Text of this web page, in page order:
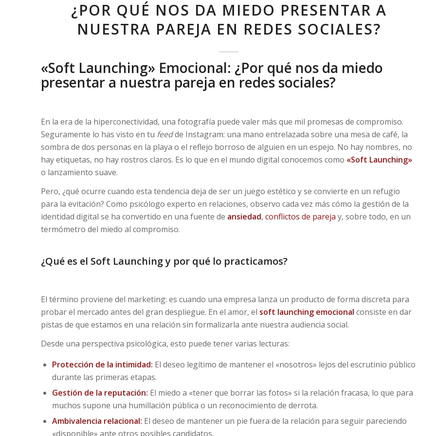
¿POR QUÉ NOS DA MIEDO PRESENTAR A
NUESTRA PAREJA EN REDES SOCIALES?
«Soft Launching» Emocional: ¿Por qué nos da miedo
presentar a nuestra pareja en redes sociales?
En la era de la hiperconectividad, una fotografía puede valer más que mil promesas de compromiso.
Seguramente lo has visto en tu feedde Instagram: una mano entrelazada sobre una mesa de café, la
sombra de dos personas en la playa o el reflejo borroso de alguien en un espejo. No hay nombres, no
hay etiquetas, no hay rostros claros. Es lo que en el mundo digital conocemos como «Soft Launching»
o lanzamiento suave.
Pero, ¿qué ocurre cuando esta tendencia deja de ser un juego estético y se convierte en un refugio
para la evitación? Como psicólogo experto en relaciones, observo cada vez más cómo la gestión de la
identidad digital se ha convertido en una fuente de ansiedad, conflictos de pareja y, sobre todo, en un
termómetro del miedo al compromiso.
¿Qué es el Soft Launching y por qué lo practicamos?
El término proviene del marketing: es cuando una empresa lanza un producto de forma discreta para
probar el mercado antes del gran despliegue. En el amor, el soft launching emocional consiste en dar
pistas de que estamos en una relación sin formalizarla ante nuestra audiencia social.
Desde una perspectiva psicológica, esto puede tener varias lecturas:
Protección de la intimidad: El deseo legítimo de mantener el «nosotros» lejos del escrutinio público
durante las primeras etapas.
Gestión de la reputación: El miedo a «tener que borrar las fotos» si la relación fracasa, lo que para
muchos supone una humillación pública o un reconocimiento de derrota.
Ambivalencia relacional: El deseo de mantener un pie fuera de la relación para seguir pareciendo
«disponible» ante otros posibles candidatos.